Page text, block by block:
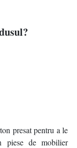
presat pentru a le
piese de mobilier